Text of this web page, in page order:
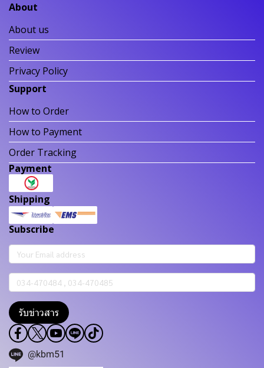
About
About us
Review
Privacy Policy
Support
How to Order
How to Payment
Order Tracking
Payment
Shipping
Subscribe
รับข่าวสาร
@kbm51